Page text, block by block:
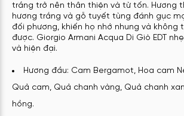
trắng trở nên thân thiện và từ tốn. Hương
hương trắng và gỗ tuyết tùng đánh gục
đối phương, khiến họ nhớ nhung và không
được. Giorgio Armani Acqua Di Giò EDT
và hiện đại.
Hương đầu: Cam Bergamot, Hoa cam
Quả cam, Quả chanh vàng, Quả chanh
hồng.